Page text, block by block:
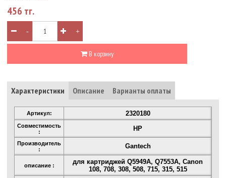
456 тг.
- +
В корзину
Характеристики Описание Варианты оплаты
Артикул: 2320180
Совместимость
:
HP
Производитель
:
Gantech
описание :
для картриджей Q5949A, Q7553A, Canon
108, 708, 308, 508, 715, 315, 515